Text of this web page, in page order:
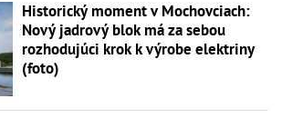
Historický moment v Mochovciach:
Nový jadrový blok má za sebou
rozhodujúci krok k výrobe elektriny
(foto)